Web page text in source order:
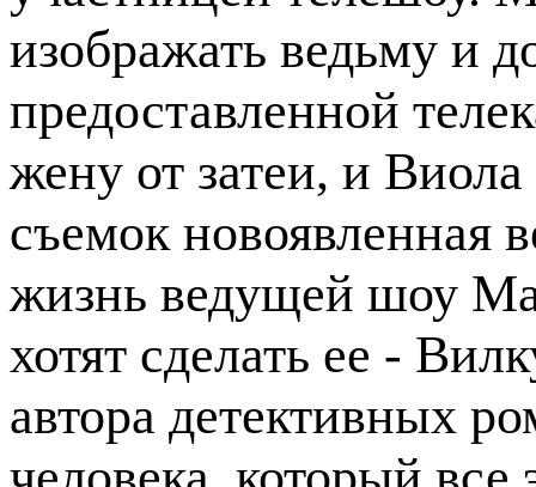
изображать ведьму и
предоставленной
жену от затеи, и
съемок новоявленная
жизнь ведущей шоу
хотят сделать ее -
автора детективных